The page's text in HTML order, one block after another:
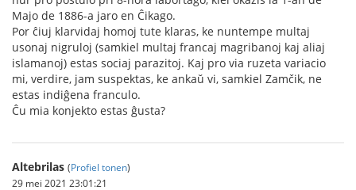
Majo de 1886-a jaro en Ĉikago.
Por ĉiuj klarvidaj homoj tute klaras, ke nuntempe multaj
usonaj nigruloj (samkiel multaj francaj magribanoj kaj aliaj
islamanoj) estas sociaj parazitoj. Kaj pro via ruzeta variacio
mi, verdire, jam suspektas, ke ankaŭ vi, samkiel Zamčik, ne
estas indiĝena franculo.
Ĉu mia konjekto estas ĝusta?
Altebrilas (Profiel tonen)
29 mei 2021 23:01:21